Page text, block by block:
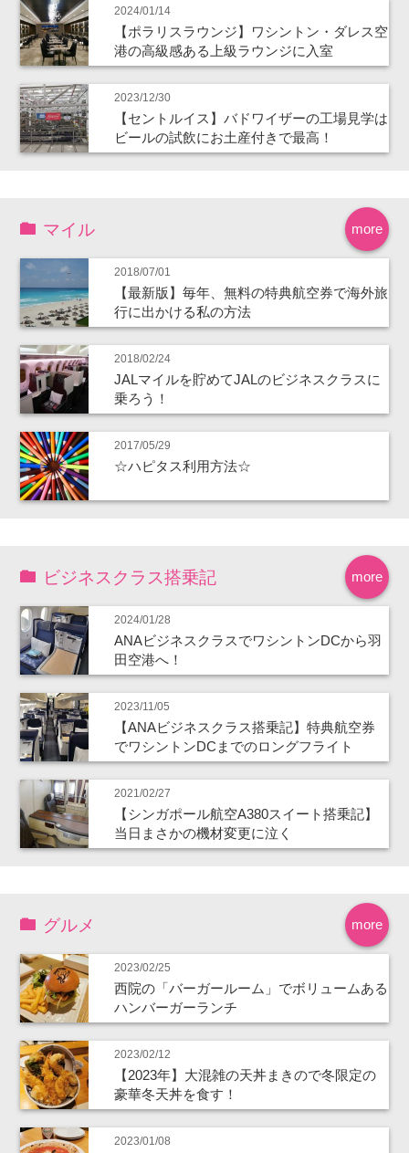
2024/01/14
【ポラリスラウンジ】ワシントン・ダレス空
港の高級感ある上級ラウンジに入室
2023/12/30
【セントルイス】バドワイザーの工場見学は
ビールの試飲にお土産付きで最高！
more
マイル
2018/07/01
【最新版】毎年、無料の特典航空券で海外旅
行に出かける私の方法
2018/02/24
JALマイルを貯めてJALのビジネスクラスに
乗ろう！
2017/05/29
☆ハピタス利用方法☆
more
ビジネスクラス搭乗記
2024/01/28
ANAビジネスクラスでワシントンDCから羽
田空港へ！
2023/11/05
【ANAビジネスクラス搭乗記】特典航空券
でワシントンDCまでのロングフライト
2021/02/27
【シンガポール航空A380スイート搭乗記】
当日まさかの機材変更に泣く
more
グルメ
2023/02/25
西院の「バーガールーム」でボリュームある
ハンバーガーランチ
2023/02/12
【2023年】大混雑の天丼まきので冬限定の
豪華冬天丼を食す！
2023/01/08